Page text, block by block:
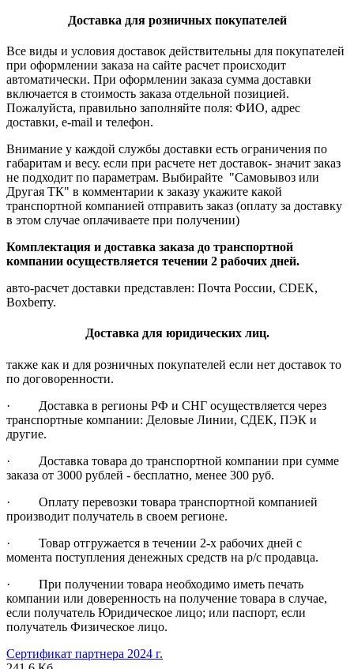
Доставка для розничных покупателей
Все виды и условия доставок действительны для покупателей
при оформлении заказа на сайте расчет происходит
автоматически. При оформлении заказа сумма доставки
включается в стоимость заказа отдельной позицией.
Пожалуйста, правильно заполняйте поля: ФИО, адрес
доставки, e-mail и телефон.
Внимание у каждой службы доставки есть ограничения по
габаритам и весу. если при расчете нет доставок- значит заказ
не подходит по параметрам. Выбирайте "Самовывоз или
Другая ТК" в комментарии к заказу укажите какой
транспортной компанией отправить заказ (оплату за доставку
в этом случае оплачиваете при получении)
Комплектация и доставка заказа до транспортной
компании осуществляется течении 2 рабочих дней.
авто-расчет доставки представлен: Почта России, CDEK,
Boxberry.
Доставка для юридических лиц.
также как и для розничных покупателей если нет доставок то
по договоренности.
· Доставка в регионы РФ и СНГ осуществляется через
транспортные компании: Деловые Линии, СДЕК, ПЭК и
другие.
· Доставка товара до транспортной компании при сумме
заказа от 3000 рублей - бесплатно, менее 300 руб.
· Оплату перевозки товара транспортной компанией
производит получатель в своем регионе.
· Товар отгружается в течении 2-х рабочих дней с
момента поступления денежных средств на р/с продавца.
· При получении товара необходимо иметь печать
компании или доверенность на получение товара в случае,
если получатель Юридическое лицо; или паспорт, если
получатель Физическое лицо.
Сертификат партнера 2024 г.